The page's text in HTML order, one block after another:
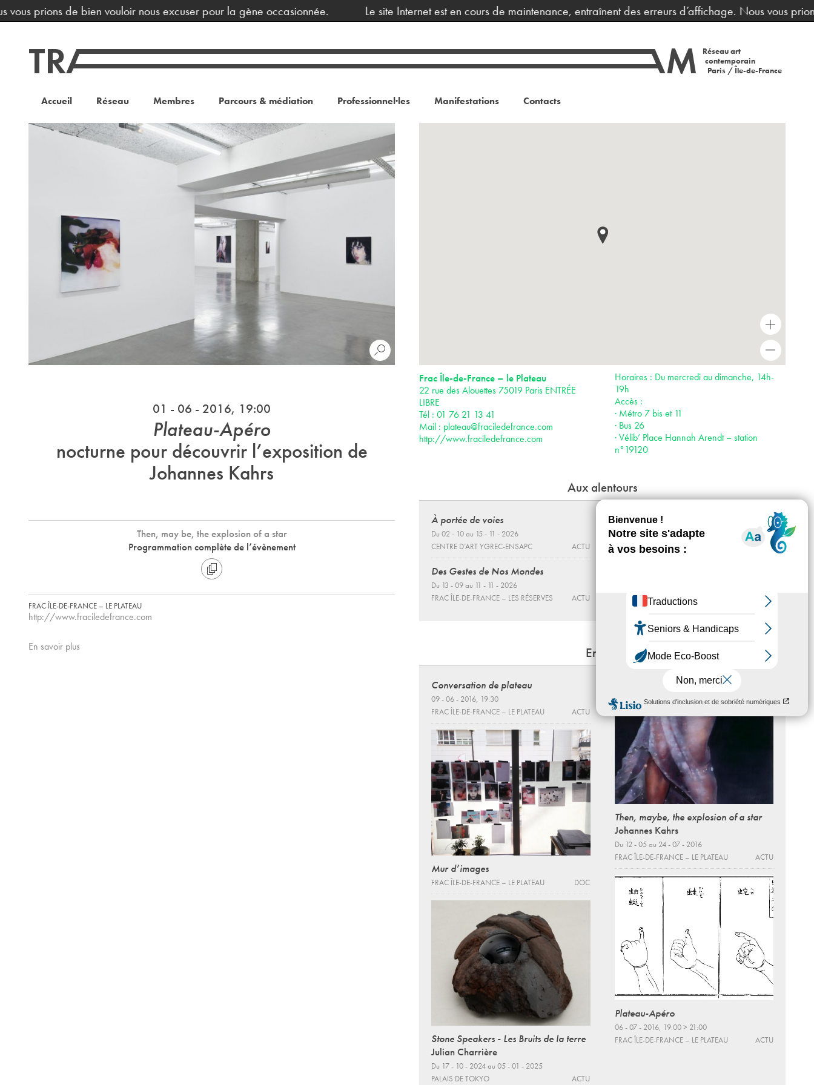
prions de bien vouloir nous excuser pour la gène occasionnée. Le site Internet est en cours de maintenance, entraînent des erreurs d’affichage. Nous vous prions
Réseau art
contemporain
Paris / Île-de-France
Accueil Réseau Membres Parcours & médiation Professionnel·les Manifestations Contacts
01 - 06 - 2016, 19:00
Plateau-Apéro
nocturne pour découvrir l’exposition de
Johannes Kahrs
Then, may be, the explosion of a star
Programmation complète de l’évènement
FRAC ÎLE-DE-FRANCE – LE PLATEAU
http://www.fraciledefrance.com
En savoir plus
+
Frac Île-de-France – le Plateau
22 rue des Alouettes 75019 Paris ENTRÉE
LIBRE
Tél : 01 76 21 13 41
Mail : plateau@fraciledefrance.com
http://www.fraciledefrance.com
Horaires : Du mercredi au dimanche, 14h-
19h
Accès :
· Métro 7 bis et 11
· Bus 26
· Vélib’ Place Hannah Arendt – station
n°19120
Aux alentours
À portée de voies
Du 02 - 10 au 15 - 11 - 2026
CENTRE D’ART YGREC-ENSAPC
ACTU
Des Gestes de Nos Mondes
Du 13 - 09 au 11 - 11 - 2026
FRAC ÎLE-DE-FRANCE – LES RÉSERVES
ACTU
Le bal des Ogresses
Du 25 - 09 - 2026 au 07 - 02 - 2027
INSTITUT DES CULTURES D’ISLAM
ACTU
CENTRE D’ART YGREC-ENSAPC
ACTU
En lien
Conversation de plateau
09 - 06 - 2016, 19:30
FRAC ÎLE-DE-FRANCE – LE PLATEAU
ACTU
Mur d’images
FRAC ÎLE-DE-FRANCE – LE PLATEAU DOC
Stone Speakers - Les Bruits de la terre
Julian Charrière
Du 17 - 10 - 2024 au 05 - 01 - 2025
PALAIS DE TOKYO
ACTU
Then, maybe, the explosion of a star
Johannes Kahrs
Du 12 - 05 au 24 - 07 - 2016
FRAC ÎLE-DE-FRANCE – LE PLATEAU
ACTU
Plateau-Apéro
06 - 07 - 2016, 19:00 > 21:00
FRAC ÎLE-DE-FRANCE – LE PLATEAU
ACTU